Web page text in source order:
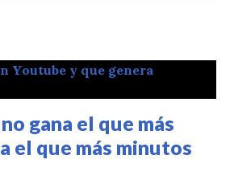
gana el que más
el que más minutos